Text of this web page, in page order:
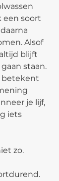
een soort
Alsof
blijft
staan.
betekent
je lijf,
iets
zo.